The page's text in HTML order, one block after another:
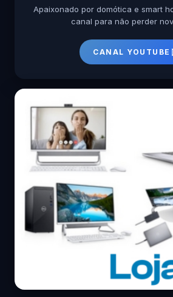
Apaixonado por domótica e smart
canal para não perder
CANAL YOUTUBE